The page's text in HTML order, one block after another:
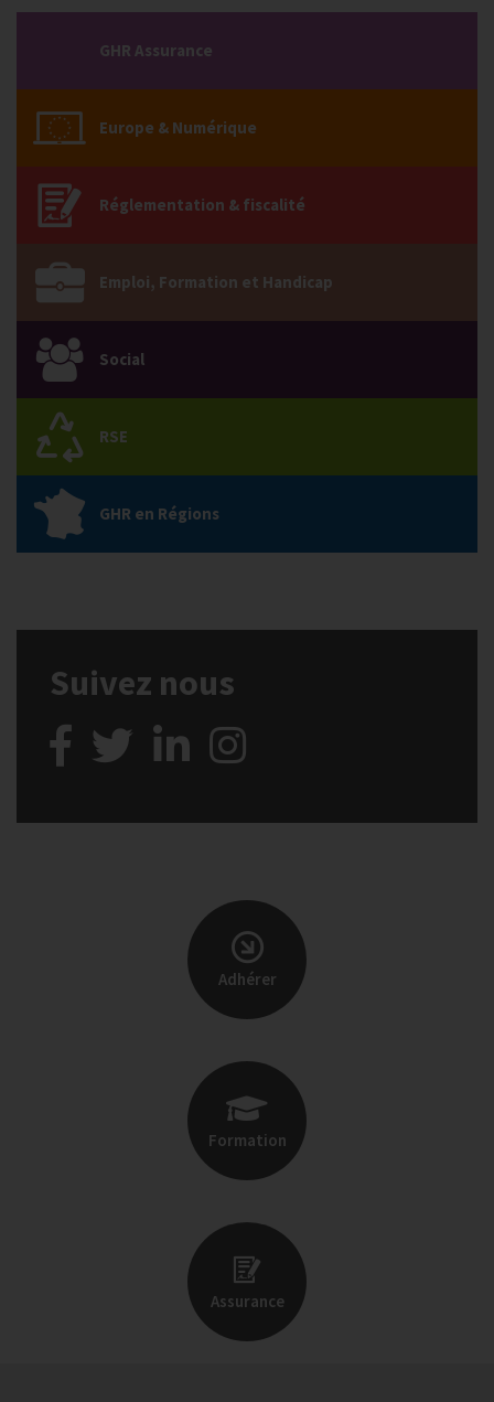
GHR Assurance
Europe & Numérique
Réglementation & fiscalité
Emploi, Formation et Handicap
Social
RSE
GHR en Régions
Suivez nous
Adhérer
Formation
Assurance